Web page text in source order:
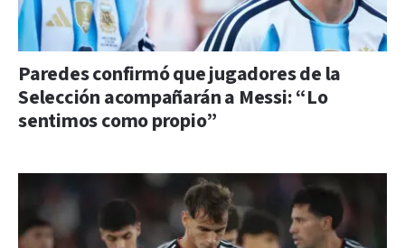
Paredes confirmó que jugadores de la
Selección acompañarán a Messi: “Lo
sentimos como propio”